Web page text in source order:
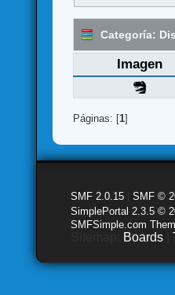
Categoría:
Imagen
Páginas: [1]
SMF 2.0.15 |SMF ©
SimplePortal 2.3.5 ©
SMFSimple.com
Boards |